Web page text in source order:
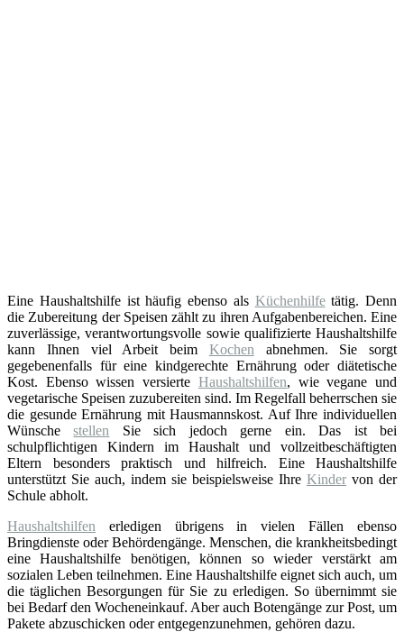
Eine Haushaltshilfe ist häufig ebenso als Küchenhilfetätig. Denn
die Zubereitung der Speisen zählt zu ihren Aufgabenbereichen. Eine
zuverlässige, verantwortungsvolle sowie qualifizierte Haushaltshilfe
kann Ihnen viel Arbeit beim Kochen abnehmen. Sie sorgt
gegebenenfalls für eine kindgerechte Ernährung oder diätetische
Kost. Ebenso wissen versierte Haushaltshilfen, wie vegane und
vegetarische Speisen zuzubereiten sind. Im Regelfall beherrschen sie
die gesunde Ernährung mit Hausmannskost. Auf Ihre individuellen
Wünschestellen Sie sich jedoch gerne ein. Das ist bei
schulpflichtigen Kindern im Haushalt und vollzeitbeschäftigten
Eltern besonders praktisch und hilfreich. Eine Haushaltshilfe
unterstützt Sie auch, indem sie beispielsweise Ihre Kinder von der
Schule abholt.
Haushaltshilfen erledigen übrigens in vielen Fällen ebenso
Bringdienste oder Behördengänge. Menschen, die krankheitsbedingt
eine Haushaltshilfe benötigen, können so wieder verstärkt am
sozialen Leben teilnehmen. Eine Haushaltshilfe eignet sich auch, um
die täglichen Besorgungen für Sie zu erledigen. So übernimmt sie
bei Bedarf den Wocheneinkauf. Aber auch Botengänge zur Post, um
Pakete abzuschicken oder entgegenzunehmen, gehören dazu.